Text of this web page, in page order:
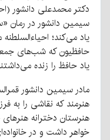
دکتر محمدعلی دانشور
سیمین دانشور در رمان
یاد می‌کند؛
حافظیون که شب‌های
یاد حافظ را زنده
مادر سیمین دانشور
هنرمند که نقاشی را به
هنرستان دخترانه
خواهر داشت و در